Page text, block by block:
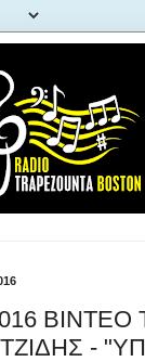
-